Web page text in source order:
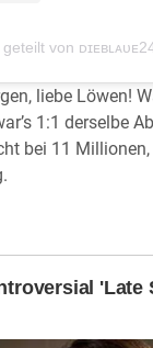
von
liebe Löwen!
1:1 derselbe
bei 11 Millionen,